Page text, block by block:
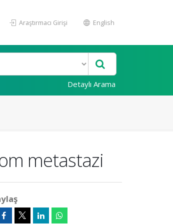
Araştırmacı Girişi English
Detaylı Arama
metastazi